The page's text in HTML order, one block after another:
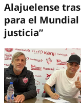
Alajuelense
para el Mundial
justicia”